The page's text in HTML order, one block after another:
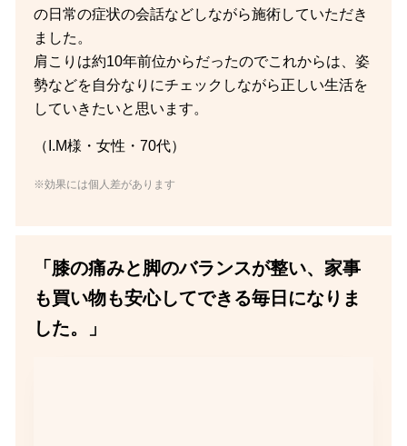
の日常の症状の会話などしながら施術していただき
ました。
肩こりは約10年前位からだったのでこれからは、姿
勢などを自分なりにチェックしながら正しい生活を
していきたいと思います。
（I.M様・女性・70代）
※効果には個人差があります
「膝の痛みと脚のバランスが整い、家事
も買い物も安心してできる毎日になりま
した。」